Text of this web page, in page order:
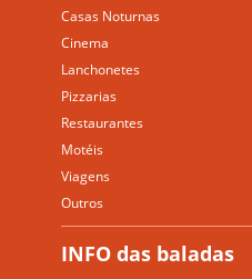
Casas Noturnas
Cinema
Lanchonetes
Pizzarias
Restaurantes
Motéis
Viagens
Outros
INFO das baladas